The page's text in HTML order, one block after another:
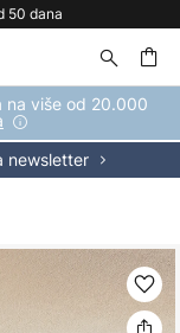
50 dana
na više od 20.000
newsletter